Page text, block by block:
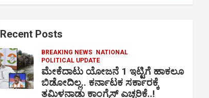
Recent Posts
BREAKING NEWS
NATIONAL
POLITICAL UPDATE
ಮೇಕೆದಾಟು ಯೋಜನೆ 1 ಇಟ್ಟಿಗೆ ಹಾಕಲೂ
ಬಿಡೋದಿಲ್ಲ.. ಕರ್ನಾಟಕ ಸರ್ಕಾರಕ್ಕೆ
ತಮಿಳನಾಡು ಕಾಂಗ್ರೆಸ್ ಎಚ್ಚರಿಕೆ..!